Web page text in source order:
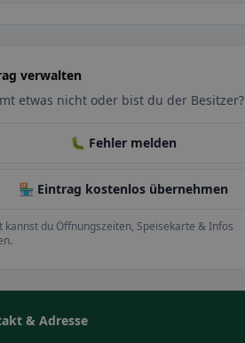
verwalten
etwas nicht oder bist du der Besitzer?
🐛 Fehler melden
🏪 Eintrag kostenlos übernehmen
kannst du Öffnungszeiten, Speisekarte & Infos
& Adresse